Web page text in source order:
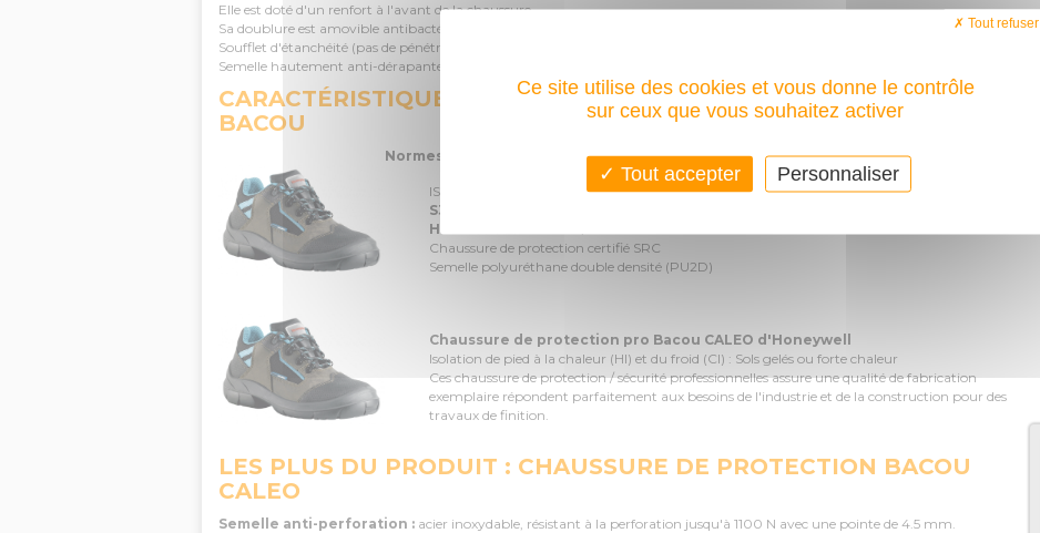
Elle est doté d'un renfort à l'avant de la chaussure
Sa doublure est amovible antibactérienne anti-odeur (paroie respirante & séchage rapide)
Soufflet d'étanchéité (pas de pénétration de liquide ni de poussières dans la chaussure de protection bacou)
Semelle hautement anti-dérapante et atténue les chocs jusqu'à 20 joules.
CARACTÉRISTIQUES TECHNIQUES: CHAUSSURE DE PROTECTION
BACOU
Normes de la chaussure de protection Bacou Caleo
ISO 20345
S3 :
HI CI
Chaussure de protection certifié SRC
Semelle polyuréthane double densité (PU2D)
Chaussure de protection pro Bacou CALEO d'Honeywell
Isolation de pied à la chaleur (HI) et du froid (CI) : Sols gelés ou forte chaleur
Ces chaussure de protection / sécurité professionnelles assure une qualité de fabrication
exemplaire répondent parfaitement aux besoins de l'industrie et de la construction pour des
travaux de finition.
LES PLUS DU PRODUIT : CHAUSSURE DE PROTECTION BACOU
CALEO
Semelle anti-perforation : acier inoxydable, résistant à la perforation jusqu'à 1100 N avec une pointe de 4.5 mm.
Ce site utilise des cookies et vous donne le contrôle
sur ceux que vous souhaitez activer
Tout accepter
Tout refuser
Personnaliser